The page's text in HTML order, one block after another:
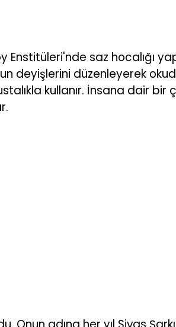
saz hocalığı
deyişlerini düzenleyerek
kullanır. İnsana dair bir